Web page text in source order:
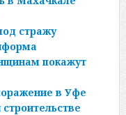
стражу
покажут
в Уфе